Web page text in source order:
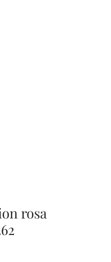
rosa